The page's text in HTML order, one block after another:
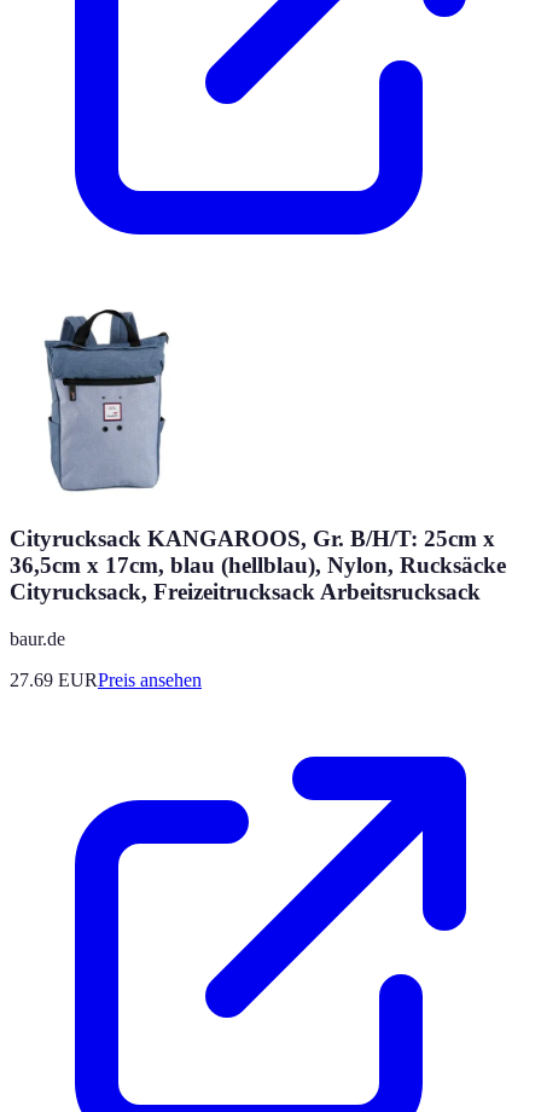
Cityrucksack KANGAROOS, Gr. B/H/T: 25cm x
36,5cm x 17cm, blau (hellblau), Nylon, Rucksäcke
Cityrucksack, Freizeitrucksack Arbeitsrucksack
baur.de
27.69 EURPreis ansehen